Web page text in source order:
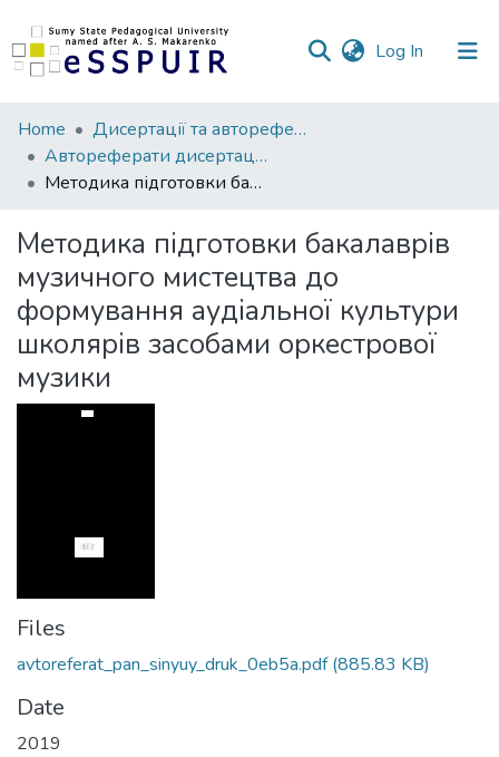
Log In (current)
Communities
&
Collections
Statistics
Home
Дисертації та автореферати
Автореферати дисертацій
Методика підготовки бакалаврів музичного мистецтва до формування аудіальної культури школярів засобами оркестрової музики
Методика підготовки бакалаврів
музичного мистецтва до
формування аудіальної культури
школярів засобами оркестрової
музики
Files
avtoreferat_pan_sinyuy_druk_0eb5a.pdf(885.83 KB)
Date
2019